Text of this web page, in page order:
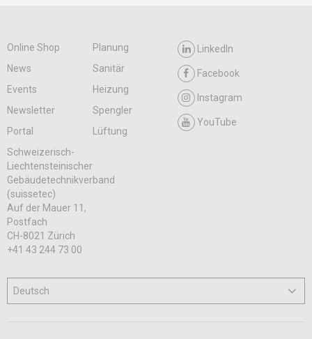
Online Shop
Planung
News
Sanitär
Events
Heizung
Newsletter
Spengler
Portal
Lüftung
LinkedIn
Facebook
Instagram
YouTube
Schweizerisch-
Liechtensteinischer
Gebäudetechnikverband
(suissetec)
Auf der Mauer 11,
Postfach
CH-8021 Zürich
+41 43 244 73 00